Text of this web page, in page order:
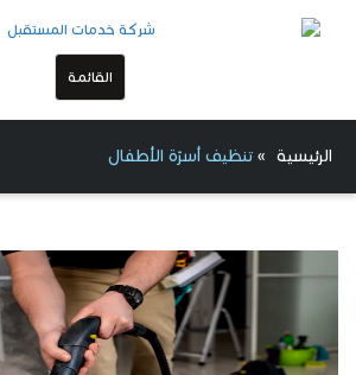
القائمة
الرئيسية » تنظيف أسرّة الأطفال